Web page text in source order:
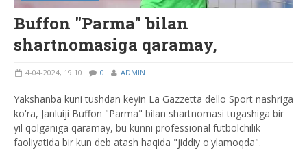
Buffon "Parma" bilan
shartnomasiga qaramay,
4-04-2024, 19:10 0 ADMIN
Yakshanba kuni tushdan keyin La Gazzetta dello Sport nashriga
ko'ra, Janluiji Buffon "Parma" bilan shartnomasi tugashiga bir
yil qolganiga qaramay, bu kunni professional futbolchilik
faoliyatida bir kun deb atash haqida "jiddiy o'ylamoqda".